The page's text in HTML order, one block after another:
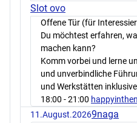
Slot ovo
Offene Tür (für
Du möchtest erfahren,
machen kann?
Komm vorbei und lerne
und unverbindliche
und Werkstätten
18:00 - 21:00
11.August.20269naga